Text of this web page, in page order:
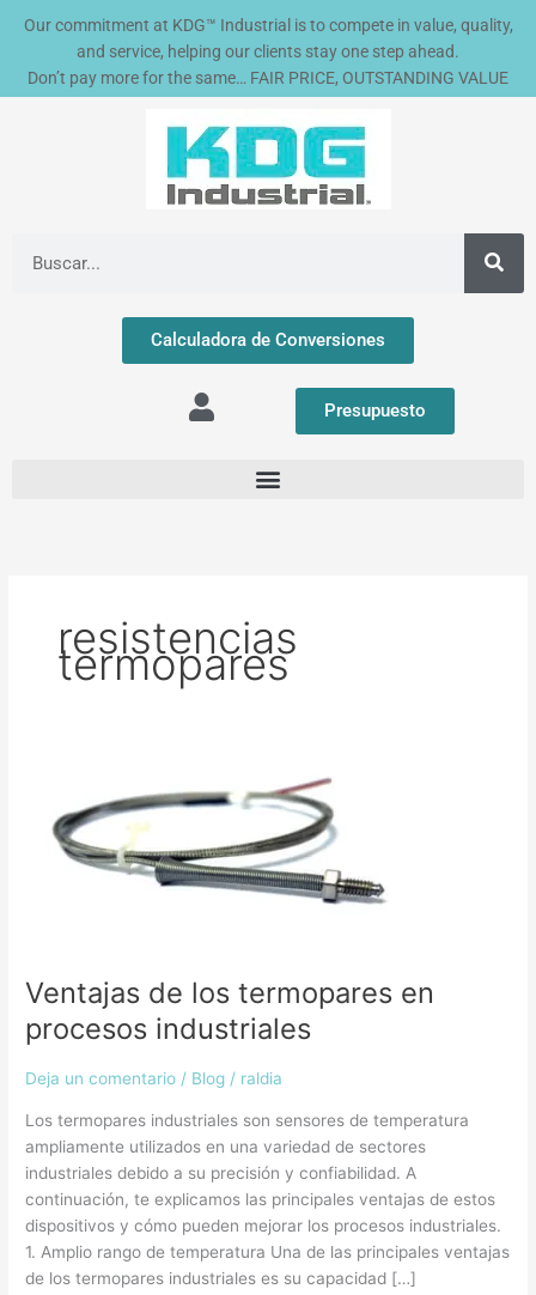
Our commitment at KDG™ Industrial is to compete in value, quality,
and service, helping our clients stay one step ahead.
Don’t pay more for the same… FAIR PRICE, OUTSTANDING VALUE
Calculadora de Conversiones
Presupuesto
resistencias
termopares
Ventajas de los termopares en
procesos industriales
Deja un comentario / Blog / raldia
Los termopares industriales son sensores de temperatura
ampliamente utilizados en una variedad de sectores
industriales debido a su precisión y confiabilidad. A
continuación, te explicamos las principales ventajas de estos
dispositivos y cómo pueden mejorar los procesos industriales.
1. Amplio rango de temperatura Una de las principales ventajas
de los termopares industriales es su capacidad […]
termopares